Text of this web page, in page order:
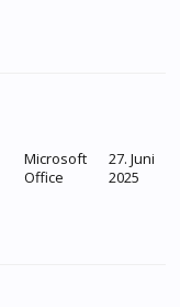
Microsoft
Office
27. Juni
2025